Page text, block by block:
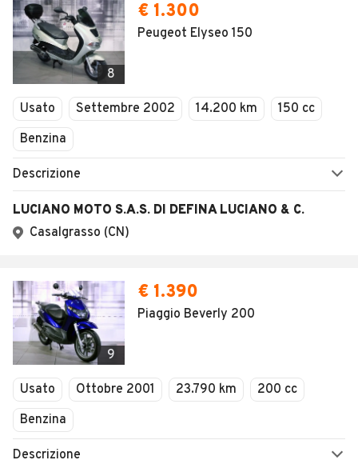
8
€ 1.300
Peugeot Elyseo 150
Usato Settembre 2002 14.200 km
150 cc
Benzina
Descrizione
LUCIANO MOTO S.A.S. DI DEFINA LUCIANO & C.
Casalgrasso (CN)
9
€ 1.390
Piaggio Beverly 200
Usato Ottobre 2001 23.790 km
200 cc
Benzina
Descrizione